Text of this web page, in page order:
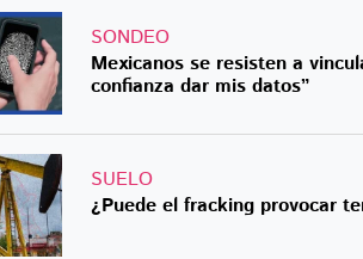
SONDEO
Mexicanos se resisten a
confianza dar mis datos”
SUELO
¿Puede el fracking provocar